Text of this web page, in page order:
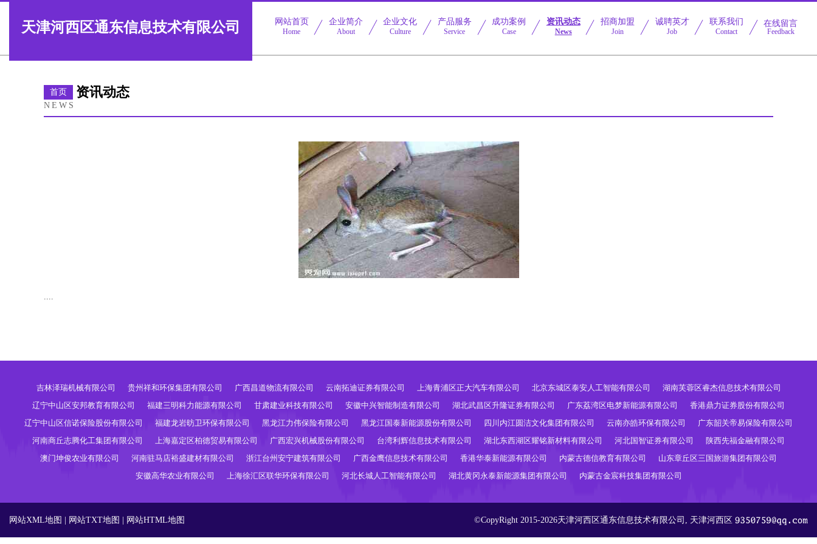
天津河西区通东信息技术有限公司 网站首页
Home
企业简介
About
企业文化
Culture
产品服务
Service
成功案例
Case
资讯动态
News
招商加盟
Join
诚聘英才
Job
联系我们
Contact
在线留言
Feedback
首页 资讯动态
NEWS
....
吉林泽瑞机械有限公司 贵州祥和环保集团有限公司 广西昌道物流有限公司 云南拓迪证券有限公司 上海青浦区正大汽车有限公司 北京东城区泰安人工智能有限公司
湖南芙蓉区睿杰信息技术有限公司
辽宁中山区安邦教育有限公司
福建三明科力能源有限公司 甘肃建业科技有限公司 安徽中兴智能制造有限公司 湖北武昌区升隆证券有限公司 广东荔湾区电梦新能源有限公司
香港鼎力证券股份有限公司
辽宁中山区信诺保险股份有限公司
福建龙岩昉卫环保有限公司 黑龙江力伟保险有限公司 黑龙江国泰新能源股份有限公司 四川内江圆洁文化集团有限公司 云南亦皓环保有限公司
广东韶关帝易保险有限公司
河南商丘志腾化工集团有限公司
上海嘉定区柏德贸易有限公司 广西宏兴机械股份有限公司 台湾利辉信息技术有限公司 湖北东西湖区耀铭新材料有限公司 河北国智证券有限公司
陕西先福金融有限公司
澳门坤俊农业有限公司
河南驻马店裕盛建材有限公司 浙江台州安宁建筑有限公司 广西金鹰信息技术有限公司 香港华泰新能源有限公司 内蒙古德信教育有限公司
山东章丘区三国旅游集团有限公司
安徽高华农业有限公司
上海徐汇区联华环保有限公司 河北长城人工智能有限公司 湖北黄冈永泰新能源集团有限公司 内蒙古金宸科技集团有限公司
网站XML地图 网站TXT地图 网站HTML地图 ©CopyRight 2015-2026天津河西区通东信息技术有限公司, 天津河西区